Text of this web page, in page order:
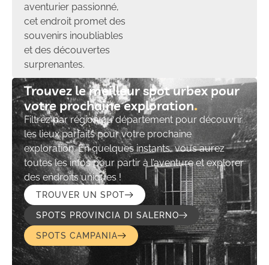
aventurier passionné,
cet endroit promet des
souvenirs inoubliables
et des découvertes
surprenantes.
Trouvez le meilleur spot urbex pour
votre prochaine exploration​
Filtrez par région ou département pour découvrir
les lieux parfaits pour votre prochaine
exploration. En quelques instants, vous aurez
toutes les infos pour partir à l’aventure et explorer
des endroits uniques !
TROUVER UN SPOT
SPOTS PROVINCIA DI SALERNO
SPOTS CAMPANIA